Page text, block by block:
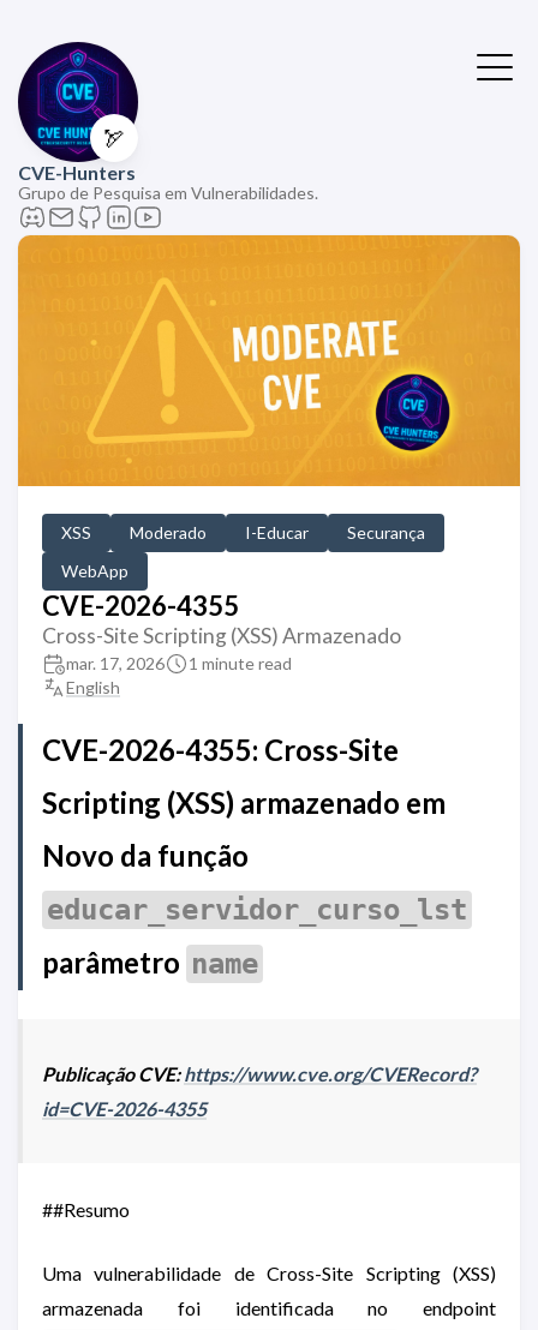
🏹
CVE-Hunters
Grupo de Pesquisa em Vulnerabilidades.
XSS Moderado I-Educar
Securança
WebApp
CVE-2026-4355
Cross-Site Scripting (XSS) Armazenado
mar. 17, 2026
1 minute read
English
CVE-2026-4355: Cross-Site
Scripting (XSS) armazenado em
Novo da função
educar_servidor_curso_lst
parâmetro name
Publicação CVE:https://www.cve.org/CVERecord?
id=CVE-2026-4355
##Resumo
Uma vulnerabilidade de Cross-Site Scripting (XSS)
armazenada foi identificada no endpoint